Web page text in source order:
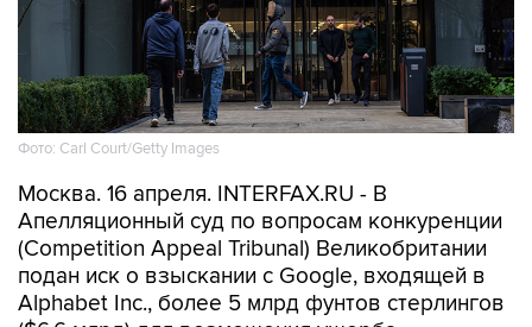
Фото: Carl Court/Getty Images
Москва. 16 апреля. INTERFAX.RU - В
Апелляционный суд по вопросам конкуренции
(Competition Appeal Tribunal) Великобритании
подан иск о взыскании с Google, входящей в
Alphabet Inc., более 5 млрд фунтов стерлингов